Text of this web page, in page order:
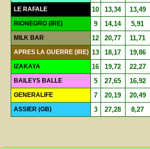
LE RAFALE 10 13,34 13,49
RIONEGRO (IRE) 9 14,14 5,91
MILK BAR 12 20,77 11,71
APRES LA GUERRE (IRE) 13 18,17 19,86
IZAKAYA 16 19,72 22,27
BAILEYS BALLE 5 27,65 16,92
GENERALIFE 7 20,19 20,49
ASSIER (GB) 3 27,28 8,27